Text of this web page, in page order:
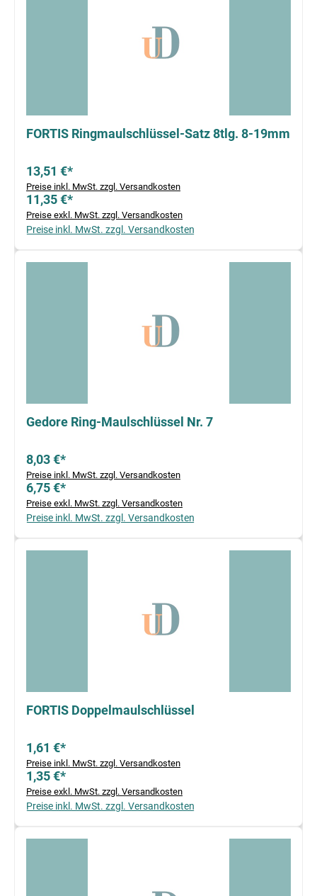
FORTIS Ringmaulschlüssel-Satz 8tlg. 8-19mm
13,51 €*
Preise inkl. MwSt. zzgl. Versandkosten
11,35 €*
Preise exkl. MwSt. zzgl. Versandkosten
Preise inkl. MwSt. zzgl. Versandkosten
Gedore Ring-Maulschlüssel Nr. 7
8,03 €*
Preise inkl. MwSt. zzgl. Versandkosten
6,75 €*
Preise exkl. MwSt. zzgl. Versandkosten
Preise inkl. MwSt. zzgl. Versandkosten
FORTIS Doppelmaulschlüssel
1,61 €*
Preise inkl. MwSt. zzgl. Versandkosten
1,35 €*
Preise exkl. MwSt. zzgl. Versandkosten
Preise inkl. MwSt. zzgl. Versandkosten